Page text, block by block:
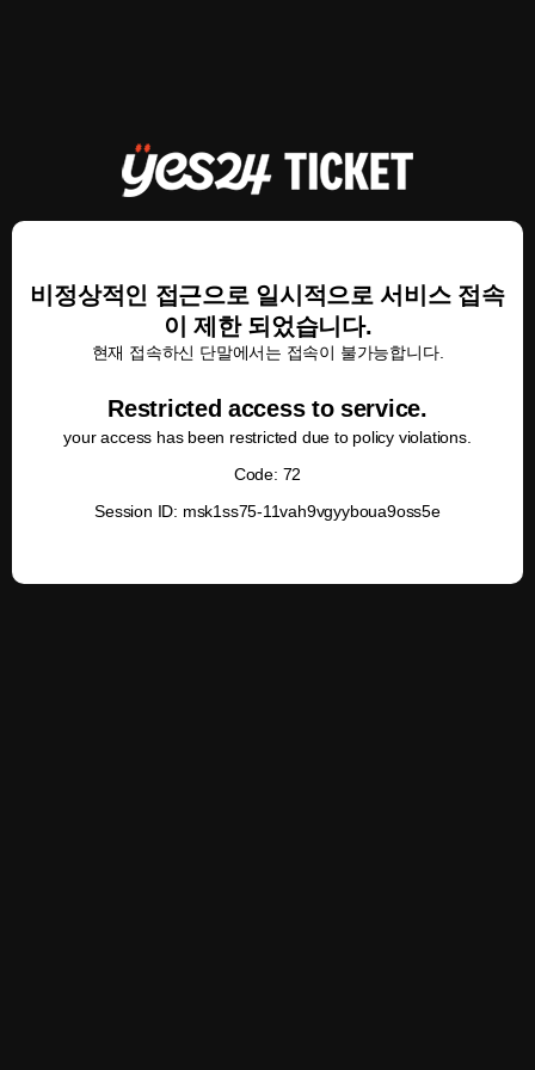
비정상적인 접근으로 일시적으로 서비스 접속
이 제한 되었습니다.
현재 접속하신 단말에서는 접속이 불가능합니다.
Restricted access to service.
your access has been restricted due to policy violations.
Code: 72
Session ID: msk1ss75-11vah9vgyyboua9oss5e